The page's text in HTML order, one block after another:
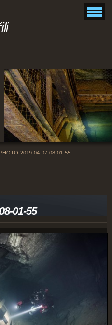
PHOTO-2019-04-07-08-01-55
01-55